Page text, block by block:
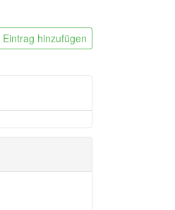
Eintrag hinzufügen